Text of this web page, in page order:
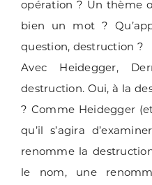
opération ? Un thème
bien un mot ?
question, destruction ?
Avec Heidegger,
destruction. Oui, à la
? Comme Heidegger
qu’il s’agira
renomme la
le nom, une